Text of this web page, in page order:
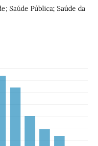
Saúde Pública; Saúde da